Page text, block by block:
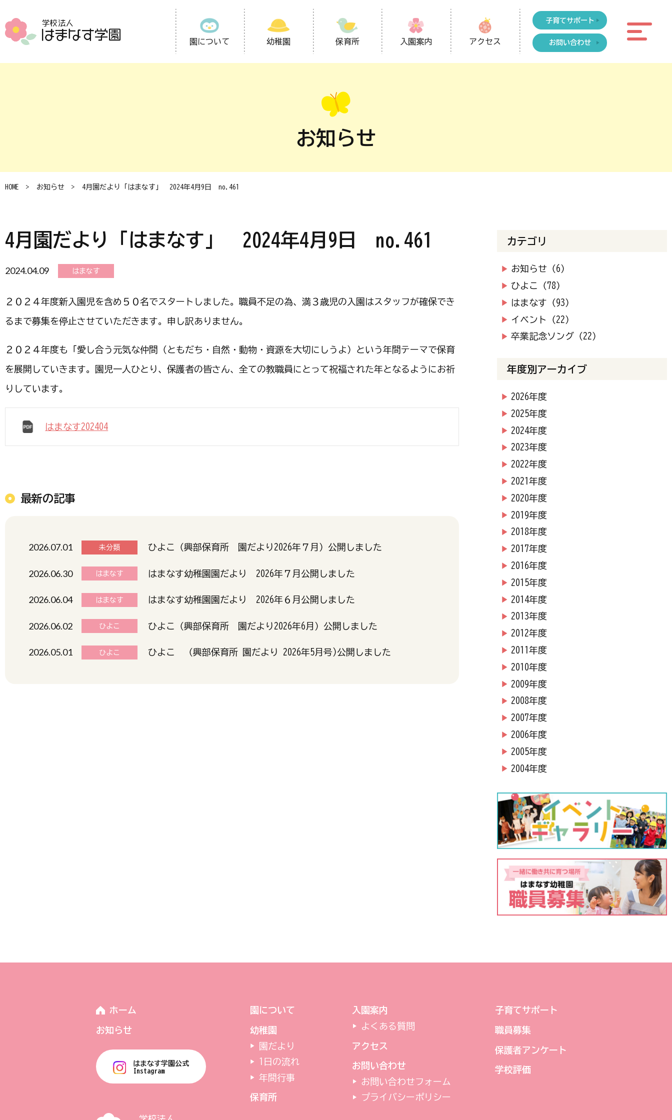
園について 幼稚園 保育所 入園案内 アクセス
子育てサポート
お問い合わせ
お知らせ
HOME お知らせ 4月園だより「はまなす」 2024年4月9日 no.461
4月園だより「はまなす」 2024年4月9日 no.461
2024.04.09 はまなす
２０２４年度新入園児を含め５０名でスタートしました。職員不足の為、満３歳児の入園はスタッフが確保でき
るまで募集を停止させていただきます。申し訳ありません。
２０２４年度も「愛し合う元気な仲間（ともだち・自然・動物・資源を大切にしうよ）という年間テーマで保育
を展開していきます。園児一人ひとり、保護者の皆さん、全ての教職員にとって祝福された年となるようにお祈
りしています。
はまなす202404
最新の記事
2026.07.01 未分類 ひよこ（興部保育所 園だより2026年７月）公開しました
2026.06.30 はまなす はまなす幼稚園園だより 2026年７月公開しました
2026.06.04 はまなす はまなす幼稚園園だより 2026年６月公開しました
2026.06.02 ひよこ ひよこ（興部保育所 園だより2026年6月）公開しました
2026.05.01 ひよこ ひよこ （興部保育所 園だより 2026年5月号)公開しました
カテゴリ
お知らせ（6）
ひよこ（78）
はまなす（93）
イベント（22）
卒業記念ソング（22）
年度別アーカイブ
2026年度
2025年度
2024年度
2023年度
2022年度
2021年度
2020年度
2019年度
2018年度
2017年度
2016年度
2015年度
2014年度
2013年度
2012年度
2011年度
2010年度
2009年度
2008年度
2007年度
2006年度
2005年度
2004年度
ホーム
お知らせ
はまなす学園公式
Instagram
園について
幼稚園
園だより
1日の流れ
年間行事
保育所
入園案内
よくある質問
アクセス
お問い合わせ
お問い合わせフォーム
プライバシーポリシー
子育てサポート
職員募集
保護者アンケート
学校評価